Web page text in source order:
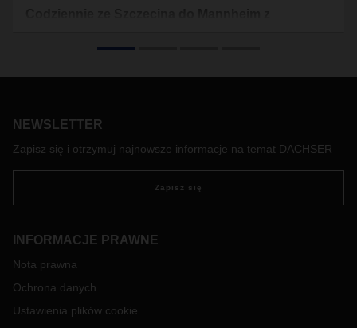
Francji i Austrii. Dostawy do tych krajów realizowane są
NEWSLETTER
Zapisz się i otrzymuj najnowsze informacje na temat DACHSER
Zapisz się
INFORMACJE PRAWNE
Nota prawna
Ochrona danych
Ustawienia plików cookie